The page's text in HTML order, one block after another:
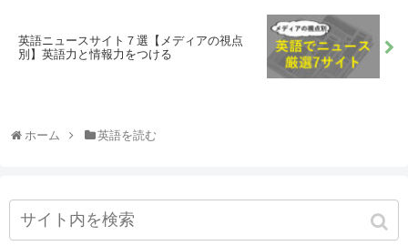
英語ニュースサイト７選【メディアの視点
別】英語力と情報力をつける
ホーム 英語を読む